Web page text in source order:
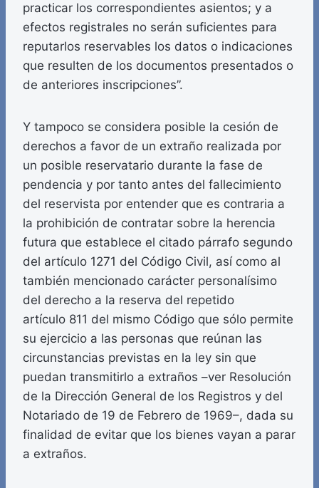
practicar los correspondientes asientos; y a
efectos registrales no serán suficientes para
reputarlos reservables los datos o indicaciones
que resulten de los documentos presentados o
de anteriores inscripciones”.
Y tampoco se considera posible la cesión de
derechos a favor de un extraño realizada por
un posible reservatario durante la fase de
pendencia y por tanto antes del fallecimiento
del reservista por entender que es contraria a
la prohibición de contratar sobre la herencia
futura que establece el citado párrafo segundo
del artículo 1271 del Código Civil, así como al
también mencionado carácter personalísimo
del derecho a la reserva del repetido
artículo 811 del mismo Código que sólo permite
su ejercicio a las personas que reúnan las
circunstancias previstas en la ley sin que
puedan transmitirlo a extraños –ver Resolución
de la Dirección General de los Registros y del
Notariado de 19 de Febrero de 1969–, dada su
finalidad de evitar que los bienes vayan a parar
a extraños.